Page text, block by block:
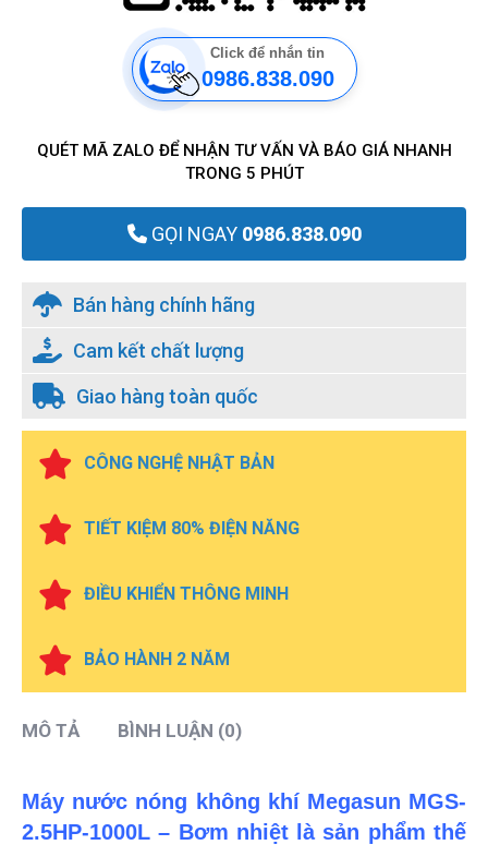
Click để nhắn tin
0986.838.090
QUÉT MÃ ZALO ĐỂ NHẬN TƯ VẤN VÀ BÁO GIÁ NHANH
TRONG 5 PHÚT
GỌI NGAY0986.838.090
Bán hàng chính hãng
Cam kết chất lượng
Giao hàng toàn quốc
CÔNG NGHỆ NHẬT BẢN
TIẾT KIỆM 80% ĐIỆN NĂNG
ĐIỀU KHIỂN THÔNG MINH
BẢO HÀNH 2 NĂM
MÔ TẢ BÌNH LUẬN (0)
Máy nước nóng không khí Megasun MGS-
2.5HP-1000L – Bơm nhiệt là sản phẩm thế